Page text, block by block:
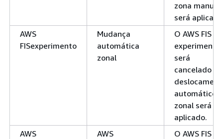
zona manual
será
AWS
FISexperimento
Mudança
automática
zonal
O AWS FIS
experimento
será
cancelado e
automático
zonal será
aplicado.
AWS
AWS
O AWS FIS